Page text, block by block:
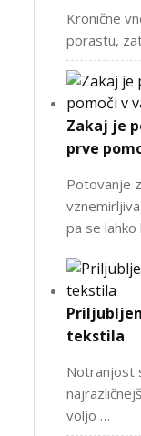
Kronične
porastu,
Zakaj je
prve
Potovanje
pa se
tekstila
Notranjost
voljo …